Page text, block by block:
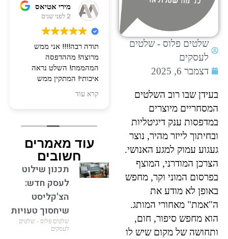
שלטים פלוס - שלטים
לעסקים
דצמבר 6, 2025
בעידן שבו רוב השלטים
המסחריים מיוצרים
במדפסות ענק דיגיטליות
ובחיתוך לייזר מהיר, נוצר
געגוע עמוק למגע האנושי.
הצרכן המודרני, המוצף
בפרסום המוני וקר, מחפש
באופן לא מודע את
ה"אמת" מאחורי המותג.
הוא מחפש סיפור, חום,
ותחושה של מקום שיש לו
מירי אטיאס
2 לפני שנים
תודה רבה!!!! אני ממש
מרוצה! מההדפסה
המהממת! השלט נראה
איכותי! המתקין ממש
נחמד. אדיב וסבלן ומקצועי!
יש לכם שירות מעולה!!!!!
חתימה טובה!!
קרא עוד
רות בביוף
שירות מעולה ואיכות
מצוינת!
הזמנתי שלט אשר יצר
הגיע ממש מהר ויצא נהדר!
ממליצה בחום!
קרא עוד
עוד מאמרים
חשובים
תכנון שילוט
לעסק חדש:
הצ'קליסט
שיחסוך טעויות
שלטים פלוס - שלטים
לעסקים